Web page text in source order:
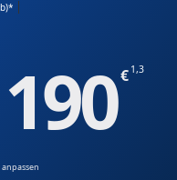
190 1,3